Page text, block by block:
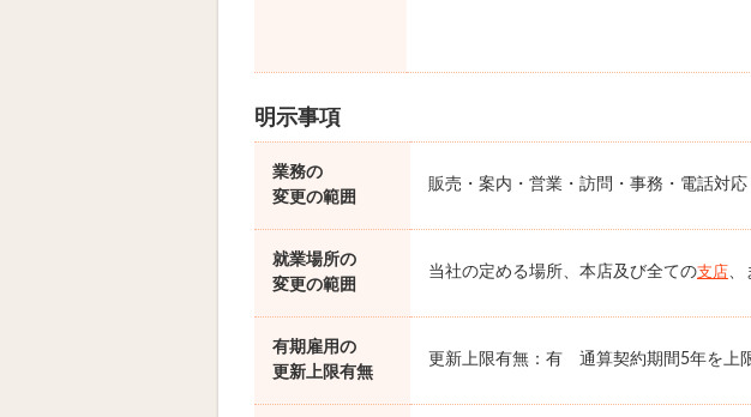
明示事項
業務の
変更の範囲
販売・案内・営業・訪問・事務・電話対
就業場所の
変更の範囲
当社の定める場所、本店及び全ての支店、
有期雇用の
更新上限有無
更新上限有無：有 通算契約期間5年を上